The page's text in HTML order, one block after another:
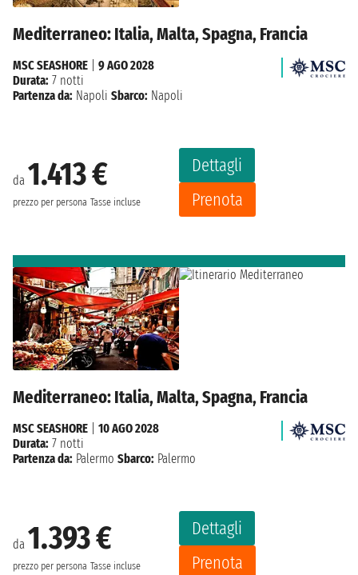
Mediterraneo: Italia, Malta, Spagna, Francia
da 1.413 €
prezzo per persona Tasse incluse
Dettagli
Prenota
MSC SEASHORE
9 AGO 2028
Durata: 7 notti
Partenza da: Napoli Sbarco: Napoli
Mediterraneo: Italia, Malta, Spagna, Francia
da 1.393 €
prezzo per persona Tasse incluse
Dettagli
Prenota
MSC SEASHORE
10 AGO 2028
Durata: 7 notti
Partenza da: Palermo Sbarco: Palermo